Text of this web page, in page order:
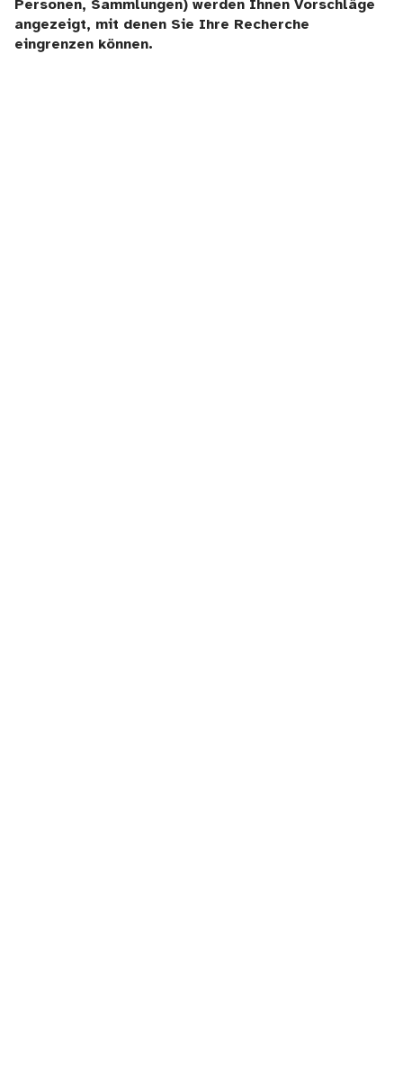
Personen, Sammlungen) werden Ihnen Vorschläge
angezeigt, mit denen Sie Ihre Recherche
eingrenzen können.